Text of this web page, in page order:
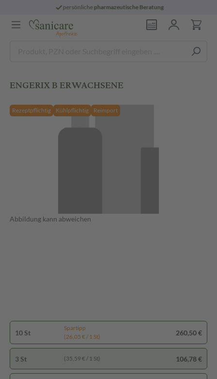
persönlichepharmazeutische Beratung
ENGERIX B ERWACHSENE
Rezeptpflichtig Kühlpflichtig Reimport
Abbildung kann abweichen
10 St
Spartipp
(26,05 € / 1 St)
260,50 €
3 St (35,59 € / 1 St) 106,78 €